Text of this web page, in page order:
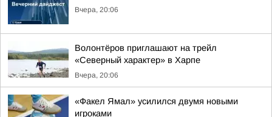
Вчера, 20:06
Волонтёров приглашают на трейл
«Северный характер» в Харпе
Вчера, 20:06
«Факел Ямал» усилился двумя новыми
игроками